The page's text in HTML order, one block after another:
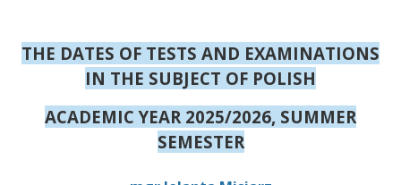
THE DATES OF TESTS AND EXAMINATIONS
IN THE SUBJECT OF POLISH
ACADEMIC YEAR 2025/2026, SUMMER
SEMESTER